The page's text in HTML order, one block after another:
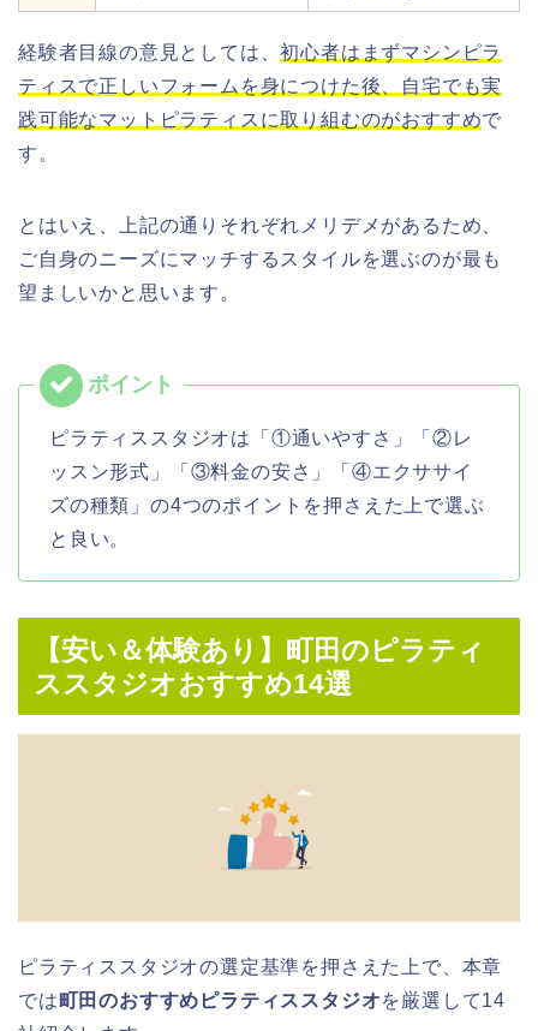
経験者目線の意見としては、初心者はまずマシンピラ
ティスで正しいフォームを身につけた後、自宅でも実
践可能なマットピラティスに取り組むのがおすすめで
す。
とはいえ、上記の通りそれぞれメリデメがあるため、
ご自身のニーズにマッチするスタイルを選ぶのが最も
望ましいかと思います。
ピラティススタジオは「①通いやすさ」「②レ
ッスン形式」「③料金の安さ」「④エクササイ
ズの種類」の4つのポイントを押さえた上で選ぶ
と良い。
【安い＆体験あり】町田のピラティ
ススタジオおすすめ14選
ピラティススタジオの選定基準を押さえた上で、本章
では町田のおすすめピラティススタジオを厳選して14